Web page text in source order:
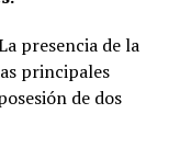
presencia de la
principales
de dos